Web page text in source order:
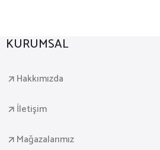
KURUMSAL
Hakkımızda
İletişim
Mağazalarımız